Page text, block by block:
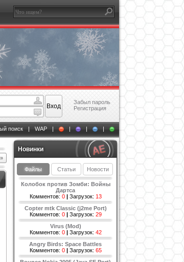
Забыл пароль
Регистрация
поиск | WAP | | | |
»
Новинки
Файлы Статьи Новости
Колобок против Зомби: Войны
Дартса
Комментов: 0| Загрузок: 13
Copter mtk Classic (j2me Port)
Комментов: 0| Загрузок: 29
Virus (Mod)
Комментов: 0| Загрузок: 42
Angry Birds: Space Battles
Комментов: 0| Загрузок: 65